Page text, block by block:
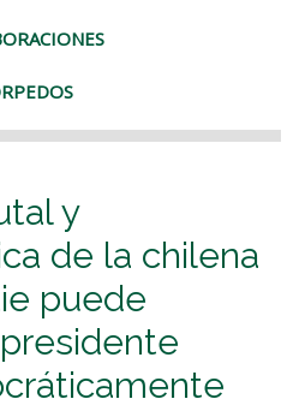
y
de la chilena
puede